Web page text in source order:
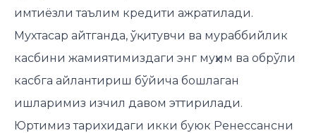
имтиёзли таълим кредити ажратилади.
Мухтасар айтганда, ўқитувчи ва мураббийлик
касбини жамиятимиздаги энг муҳим ва обрўли
касбга айлантириш бўйича бошлаган
ишларимиз изчил давом эттирилади.
Юртимиз тарихидаги икки буюк Ренессансни